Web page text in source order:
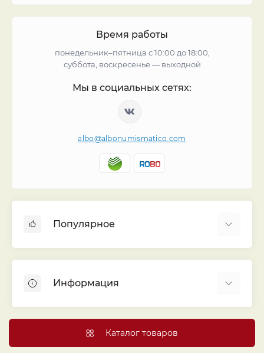
Время работы
понедельник–пятница с 10:00 до 18:00,
суббота, воскресенье — выходной
Мы в социальных сетях:
albo@albonumismatico.com
Популярное
Монеты
Банкноты
Листы для монет
Капсулы и холдеры
Информация
Договор публичной оферты
Каталог товаров